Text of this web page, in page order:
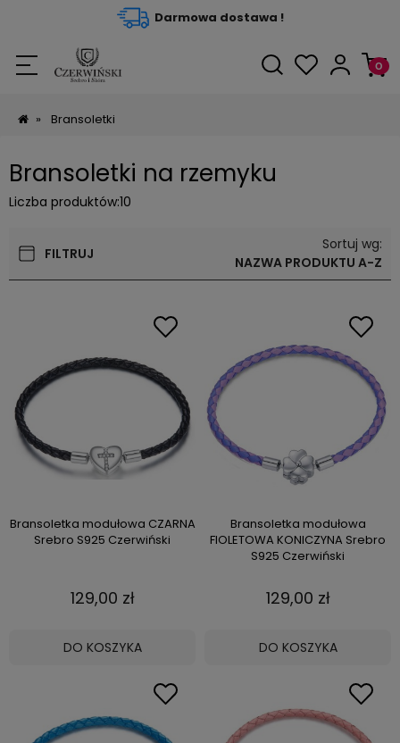
Darmowa dostawa !
» Bransoletki
Bransoletki na rzemyku
Liczba produktów:10
FILTRUJ
Sortuj wg:
NAZWA PRODUKTU A-Z
Bransoletka modułowa CZARNA
Srebro S925 Czerwiński
129,00 zł
DO KOSZYKA
Bransoletka modułowa
FIOLETOWA KONICZYNA Srebro
S925 Czerwiński
129,00 zł
DO KOSZYKA